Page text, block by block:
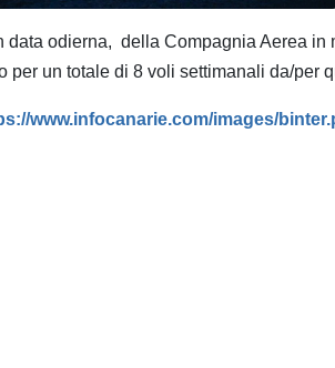
odierna, della Compagnia Aerea
per un totale di 8 voli settimanali da/per
www.infocanarie.com/images/